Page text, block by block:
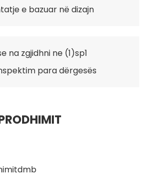
e bazuar në dizajn
para dërgesës